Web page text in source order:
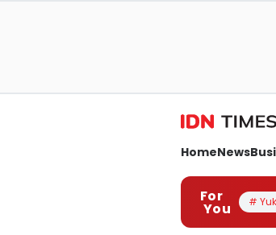
HomeNews
For
You #